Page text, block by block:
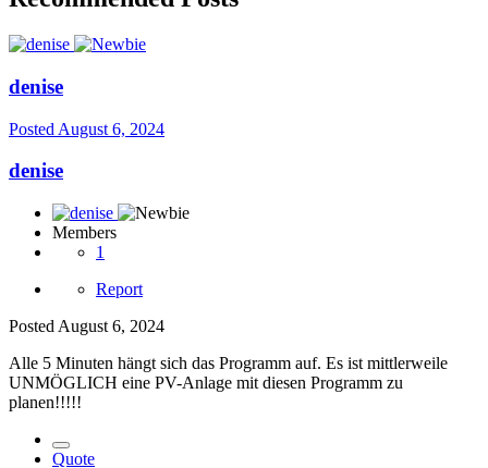
denise
Posted August 6, 2024
denise
Members
1
Report
Posted August 6, 2024
Alle 5 Minuten hängt sich das Programm auf. Es ist mittlerweile
UNMÖGLICH eine PV-Anlage mit diesen Programm zu
planen!!!!!
Quote